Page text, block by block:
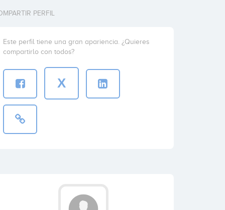
PERFIL
Este perfil tiene una gran apariencia. ¿Quieres
compartirlo con todos?
X